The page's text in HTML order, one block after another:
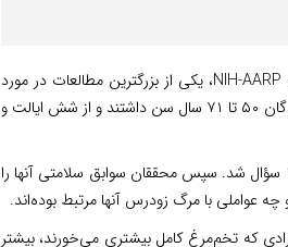
و سلامت را تجزیه و تحلیل کرده و مورد بررسی قرار داده است. شرکت‌کنندگان ۵۰ تا ۷۱ سال سن داشتند و از شش ایالت و
از آنها در مورد رژیم غذایی خود، از جمله مصرف تخم‌مرغ، بین سال‌های ۱۹۹۵ و ۱۹۹۶ سؤال شد. سپس محققان سوابق سلامتی آنها را
دریافتند افرادی که تخم‌مرغ کامل بیشتری می‌خورند، بیشتر